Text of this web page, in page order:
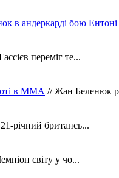
в андеркарді бою
переміг те...
в ММА // Жан Беленюк
річний британсь...
світу у чо...